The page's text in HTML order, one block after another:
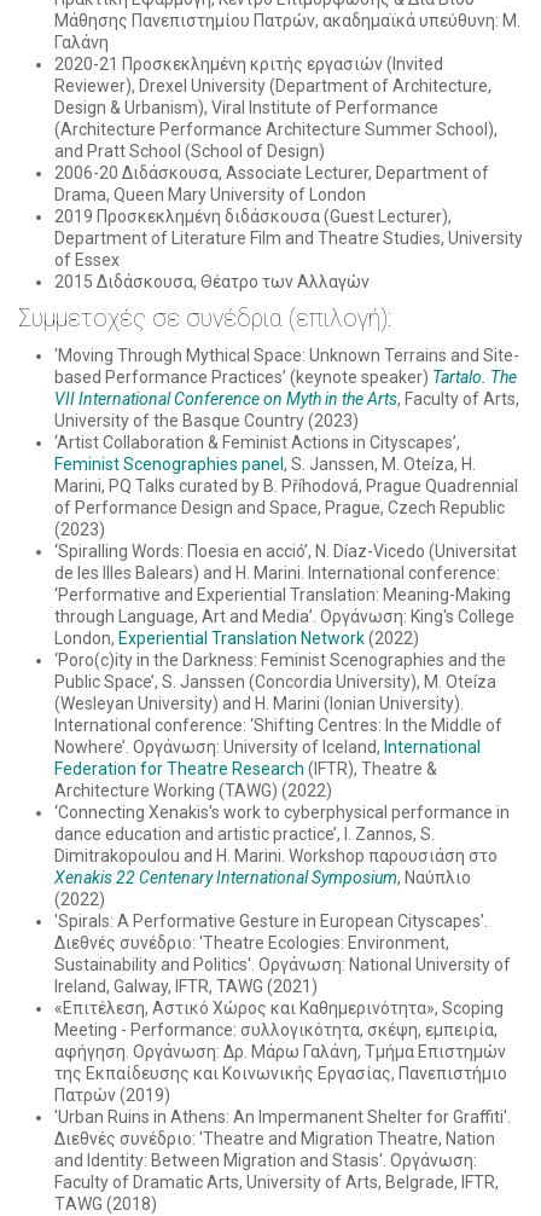
Μάθησης Πανεπιστημίου Πατρών, ακαδημαϊκά υπεύθυνη: Μ.
Γαλάνη
2020-21 Προσκεκλημένη κριτής εργασιών (Invited
Reviewer), Drexel University (Department of Architecture,
Design & Urbanism), Viral Institute of Performance
(Architecture Performance Architecture Summer School),
and Pratt School (School of Design)
2006-20 Διδάσκουσα, Associate Lecturer, Department of
Drama, Queen Mary University of London
2019 Προσκεκλημένη διδάσκουσα (Guest Lecturer),
Department of Literature Film and Theatre Studies, University
of Essex
2015 Διδάσκουσα, Θέατρο των Αλλαγών
Συμμετοχές σε συνέδρια (επιλογή):
'Moving Through Mythical Space: Unknown Terrains and Site-
based Performance Practices’ (keynote speaker) Tartalo. The
VII International Conference on Myth in the Arts, Faculty of Arts,
University of the Basque Country (2023)
‘Artist Collaboration & Feminist Actions in Cityscapes’,
Feminist Scenographies panel , S. Janssen, M. Oteíza, H.
Marini, PQ Talks curated by B. Příhodová, Prague Quadrennial
of Performance Design and Space, Prague, Czech Republic
(2023)
‘Spiralling Words: Πoesia en acció’, N. Díaz-Vicedo (Universitat
de les Illes Balears) and H. Marini. International conference:
‘Performative and Experiential Translation: Meaning-Making
through Language, Art and Media’. Οργάνωση: King's College
London, Experiential Translation Network(2022)
‘Poro(c)ity in the Darkness: Feminist Scenographies and the
Public Space’, S. Janssen (Concordia University), M. Oteíza
(Wesleyan University) and H. Marini (Ionian University).
International conference: ‘Shifting Centres: In the Middle of
Nowhere’. Οργάνωση: University of Iceland, International
Federation for Theatre Research (IFTR), Theatre &
Architecture Working (TAWG) (2022)
‘Connecting Xenakis's work to cyberphysical performance in
dance education and artistic practice’, Ι. Zannos, S.
Dimitrakopoulou and H. Marini. Workshop παρουσιάση στο
Xenakis 22 Centenary International Symposium, Ναύπλιο
(2022)
'Spirals: A Performative Gesture in European Cityscapes'.
Διεθνές συνέδριο: 'Theatre Ecologies: Environment,
Sustainability and Politics'. Οργάνωση: National University of
Ireland, Galway, IFTR, TAWG (2021)
«Επιτέλεση, Αστικό Χώρος και Καθημερινότητα», Scoping
Meeting - Performance: συλλογικότητα, σκέψη, εμπειρία,
αφήγηση. Οργάνωση: Δρ. Μάρω Γαλάνη, Τμήμα Επιστημών
της Εκπαίδευσης και Κοινωνικής Εργασίας, Πανεπιστήμιο
Πατρών (2019)
'Urban Ruins in Athens: An Impermanent Shelter for Graffiti'.
Διεθνές συνέδριο: 'Theatre and Migration Theatre, Nation
and Identity: Between Migration and Stasis'. Οργάνωση:
Faculty of Dramatic Arts, University of Arts, Belgrade, IFTR,
ΤAWG (2018)